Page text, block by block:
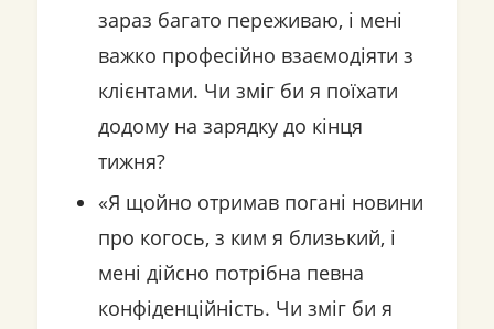
зараз багато переживаю, і мені
важко професійно взаємодіяти з
клієнтами. Чи зміг би я поїхати
додому на зарядку до кінця
тижня?
«Я щойно отримав погані новини
про когось, з ким я близький, і
мені дійсно потрібна певна
конфіденційність. Чи зміг би я